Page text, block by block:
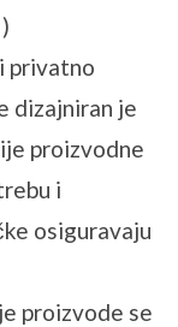
privatno
dizajniran je
proizvodne
i
osiguravaju
proizvode se